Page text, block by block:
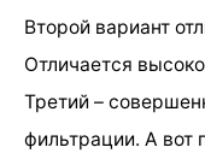
Второй вариант
Отличается
Третий –
фильтрации. А вот